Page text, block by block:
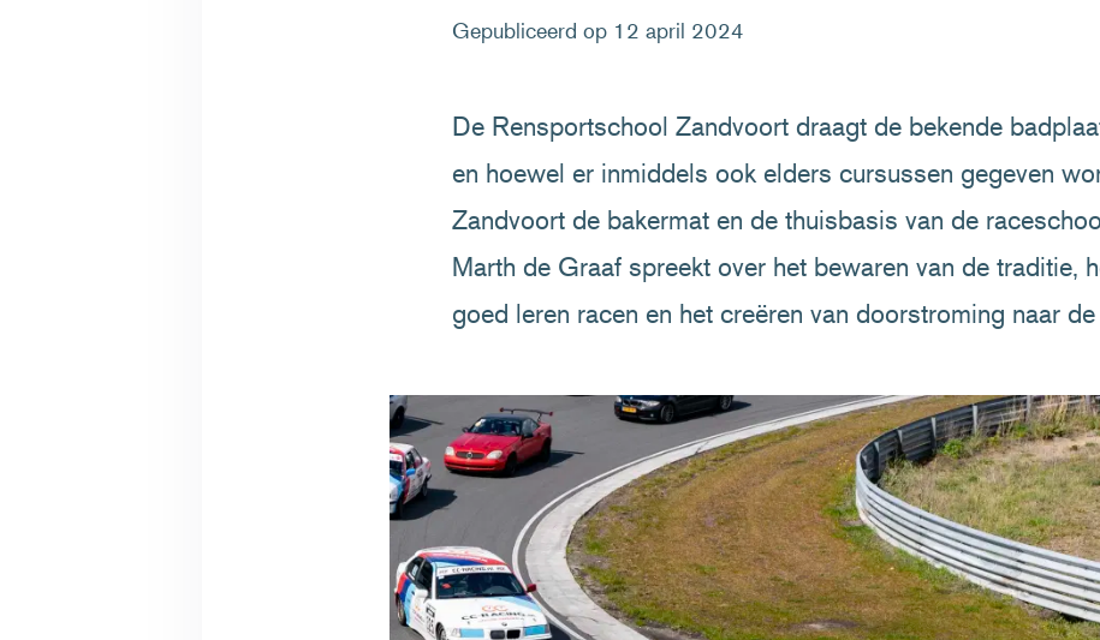
Gepubliceerd op 12 april 2024
De Rensportschool Zandvoort draagt de bekende
en hoewel er inmiddels ook elders cursussen gegeven
Zandvoort de bakermat en de thuisbasis van de
Marth de Graaf spreekt over het bewaren van de traditie,
goed leren racen en het creëren van doorstroming naar